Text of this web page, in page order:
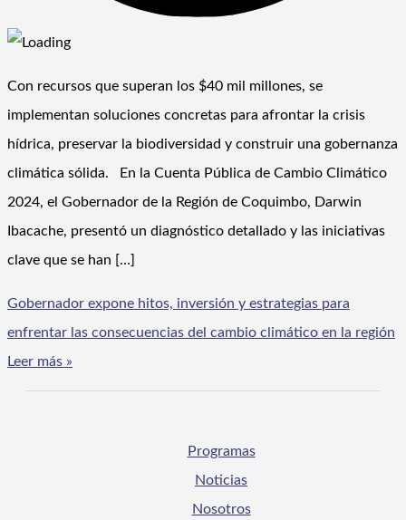
Con recursos que superan los $40 mil millones, se
implementan soluciones concretas para afrontar la crisis
hídrica, preservar la biodiversidad y construir una gobernanza
climática sólida. En la Cuenta Pública de Cambio Climático
2024, el Gobernador de la Región de Coquimbo, Darwin
Ibacache, presentó un diagnóstico detallado y las iniciativas
clave que se han […]
Gobernador expone hitos, inversión y estrategias para
enfrentar las consecuencias del cambio climático en la región
Leer más »
Programas
Noticias
Nosotros